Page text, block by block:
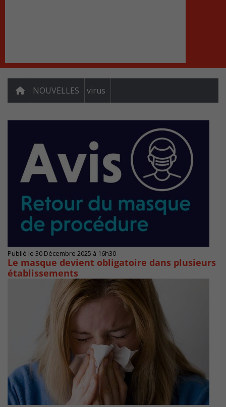
NOUVELLES virus
Publié le 30 Décembre 2025 à 16h30
Le masque devient obligatoire dans plusieurs
établissements